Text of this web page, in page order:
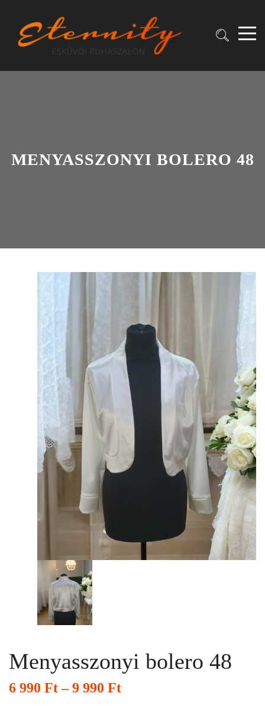
MENYASSZONYI BOLERO 48
Menyasszonyi bolero 48
6 990 Ft – 9 990 Ft